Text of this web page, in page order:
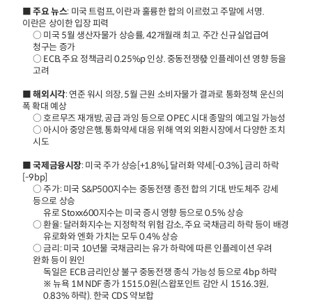
■주요 뉴스: 미국 트럼프, 이란과 훌륭한 합의 이르렀고 주말에 서명.
이란은 상이한 입장 피력
○ 미국 5월 생산자물가 상승률, 42개월래 최고. 주간 신규실업급여
청구는 증가
○ ECB, 주요 정책금리 0.25%p 인상. 중동전쟁發 인플레이션 영향 등을
고려
■해외시각: 연준 워시 의장, 5월 근원 소비자물가 결과로 통화정책 운신의
폭 확대 예상
○ 호르무즈 재개방, 공급 과잉 등으로 OPEC 시대 종말의 예고일 가능성
○ 아시아 중앙은행, 통화약세 대응 위해 역외 외환시장에서 다양한 조치
시도
■국제금융시장: 미국 주가 상승[+1.8%], 달러화 약세[-0.3%], 금리 하락
[-9bp]
○ 주가: 미국 S&P500지수는 중동전쟁 종전 합의 기대, 반도체주 강세
등으로 상승
유로 Stoxx600지수는 미국 증시 영향 등으로 0.5% 상승
○ 환율: 달러화지수는 지정학적 위험 감소, 주요 국채금리 하락 등이 배경
유로화와 엔화 가치는 모두 0.4% 상승
○ 금리: 미국 10년물 국채금리는 유가 하락에 따른 인플레이션 우려
완화 등이 원인
독일은 ECB 금리인상 불구 중동전쟁 종식 가능성 등으로 4bp 하락
※ 뉴욕 1M NDF 종가 1515.0원(스왑포인트 감안 시 1516.3원,
0.83% 하락). 한국 CDS 약보합